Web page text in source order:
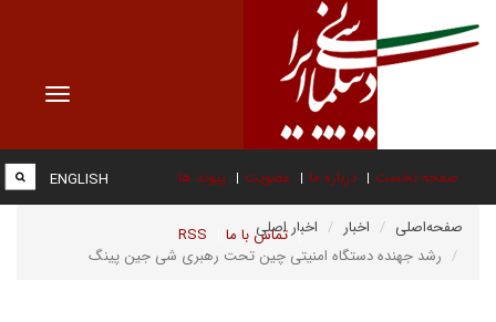
Toggle
صفحه نخست درباره ما عضویت پیوند ها
تماس با ما RSS
ENGLISH
صفحه‌اصلی اخبار
اخبار اصلی
رشد جهنده دستگاه امنیتی چین تحت رهبری شی جین پینگ